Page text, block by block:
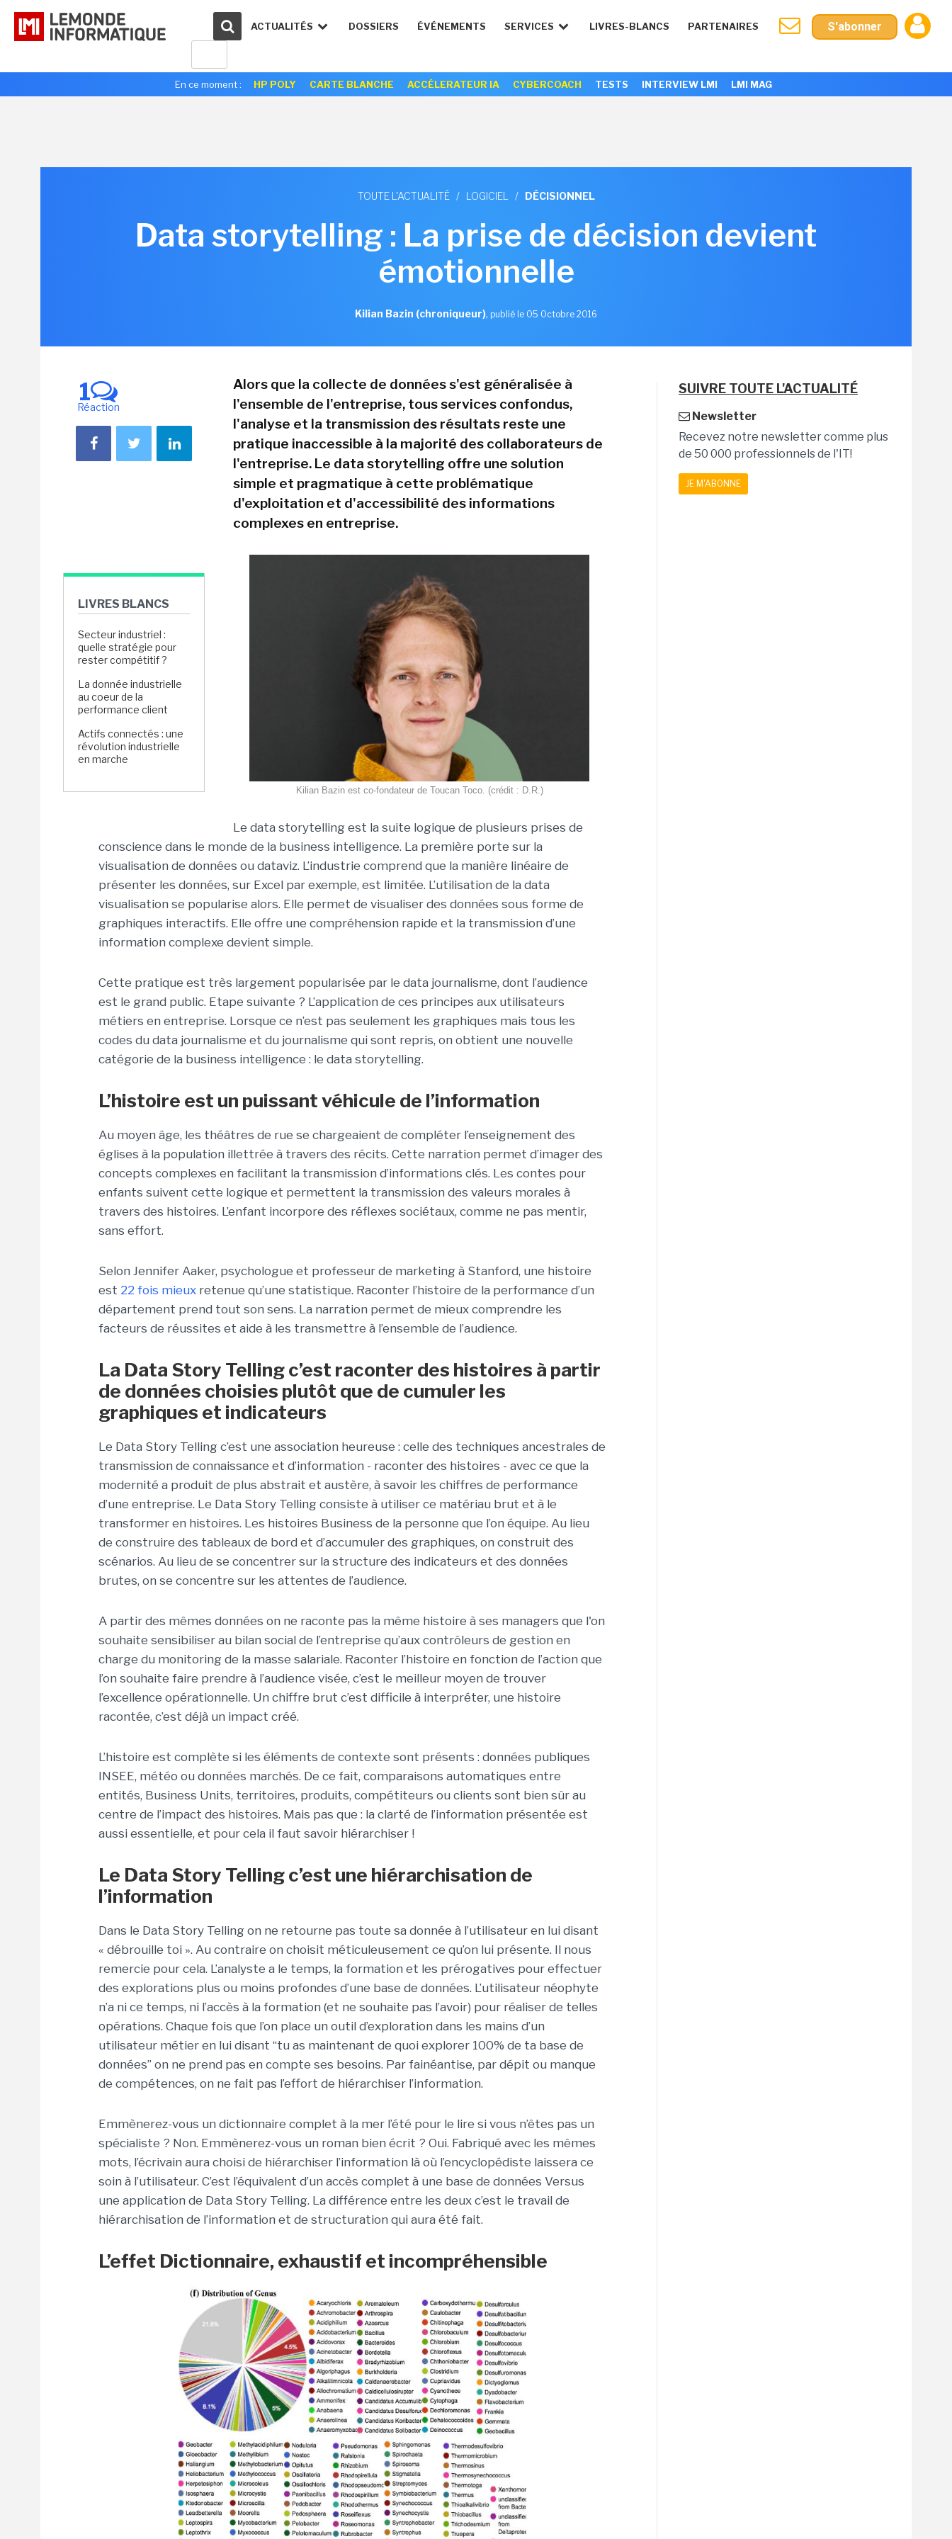
ACTUALITÉS DOSSIERS ÉVÉNEMENTS SERVICES LIVRES-BLANCS PARTENAIRES S'abonner
En ce moment : HP POLY CARTE BLANCHE ACCÉLERATEUR IA CYBERCOACH TESTS INTERVIEW LMI LMI MAG
TOUTE L'ACTUALITÉ / LOGICIEL / DÉCISIONNEL
Data storytelling : La prise de décision devient
émotionnelle
Kilian Bazin (chroniqueur), publié le 05 Octobre 2016
1
Réaction
LIVRES BLANCS
Secteur industriel :
quelle stratégie pour
rester compétitif ?
La donnée industrielle
au coeur de la
performance client
Actifs connectés : une
révolution industrielle
en marche
Alors que la collecte de données s'est généralisée à
l'ensemble de l'entreprise, tous services confondus,
l'analyse et la transmission des résultats reste une
pratique inaccessible à la majorité des collaborateurs de
l'entreprise. Le data storytelling offre une solution
simple et pragmatique à cette problématique
d'exploitation et d'accessibilité des informations
complexes en entreprise.
Kilian Bazin est co-fondateur de Toucan Toco. (crédit : D.R.)
Le data storytelling est la suite logique de plusieurs prises de
conscience dans le monde de la business intelligence. La première porte sur la
visualisation de données ou dataviz. L’industrie comprend que la manière linéaire de
présenter les données, sur Excel par exemple, est limitée. L’utilisation de la data
visualisation se popularise alors. Elle permet de visualiser des données sous forme de
graphiques interactifs. Elle offre une compréhension rapide et la transmission d’une
information complexe devient simple.
Cette pratique est très largement popularisée par le data journalisme, dont l’audience
est le grand public. Etape suivante ? L’application de ces principes aux utilisateurs
métiers en entreprise. Lorsque ce n’est pas seulement les graphiques mais tous les
codes du data journalisme et du journalisme qui sont repris, on obtient une nouvelle
catégorie de la business intelligence : le data storytelling.
L’histoire est un puissant véhicule de l’information
Au moyen âge, les théâtres de rue se chargeaient de compléter l’enseignement des
églises à la population illettrée à travers des récits. Cette narration permet d’imager des
concepts complexes en facilitant la transmission d’informations clés. Les contes pour
enfants suivent cette logique et permettent la transmission des valeurs morales à
travers des histoires. L’enfant incorpore des réflexes sociétaux, comme ne pas mentir,
sans effort.
Selon Jennifer Aaker, psychologue et professeur de marketing à Stanford, une histoire
est 22 fois mieux retenue qu’une statistique. Raconter l’histoire de la performance d’un
département prend tout son sens. La narration permet de mieux comprendre les
facteurs de réussites et aide à les transmettre à l’ensemble de l’audience.
La Data Story Telling c’est raconter des histoires à partir
de données choisies plutôt que de cumuler les
graphiques et indicateurs
Le Data Story Telling c’est une association heureuse : celle des techniques ancestrales de
transmission de connaissance et d’information - raconter des histoires - avec ce que la
modernité a produit de plus abstrait et austère, à savoir les chiffres de performance
d’une entreprise. Le Data Story Telling consiste à utiliser ce matériau brut et à le
transformer en histoires. Les histoires Business de la personne que l’on équipe. Au lieu
de construire des tableaux de bord et d’accumuler des graphiques, on construit des
scénarios. Au lieu de se concentrer sur la structure des indicateurs et des données
brutes, on se concentre sur les attentes de l’audience.
A partir des mêmes données on ne raconte pas la même histoire à ses managers que l'on
souhaite sensibiliser au bilan social de l’entreprise qu’aux contrôleurs de gestion en
charge du monitoring de la masse salariale. Raconter l’histoire en fonction de l’action que
l’on souhaite faire prendre à l’audience visée, c’est le meilleur moyen de trouver
l’excellence opérationnelle. Un chiffre brut c’est difficile à interpréter, une histoire
racontée, c’est déjà un impact créé.
L’histoire est complète si les éléments de contexte sont présents : données publiques
INSEE, météo ou données marchés. De ce fait, comparaisons automatiques entre
entités, Business Units, territoires, produits, compétiteurs ou clients sont bien sûr au
centre de l’impact des histoires. Mais pas que : la clarté de l’information présentée est
aussi essentielle, et pour cela il faut savoir hiérarchiser !
Le Data Story Telling c’est une hiérarchisation de
l’information
Dans le Data Story Telling on ne retourne pas toute sa donnée à l’utilisateur en lui disant
« débrouille toi ». Au contraire on choisit méticuleusement ce qu’on lui présente. Il nous
remercie pour cela. L’analyste a le temps, la formation et les prérogatives pour effectuer
des explorations plus ou moins profondes d’une base de données. L’utilisateur néophyte
n’a ni ce temps, ni l’accès à la formation (et ne souhaite pas l’avoir) pour réaliser de telles
opérations. Chaque fois que l’on place un outil d’exploration dans les mains d’un
utilisateur métier en lui disant “tu as maintenant de quoi explorer 100% de ta base de
données” on ne prend pas en compte ses besoins. Par fainéantise, par dépit ou manque
de compétences, on ne fait pas l’effort de hiérarchiser l’information.
Emmènerez-vous un dictionnaire complet à la mer l’été pour le lire si vous n’êtes pas un
spécialiste ? Non. Emmènerez-vous un roman bien écrit ? Oui. Fabriqué avec les mêmes
mots, l’écrivain aura choisi de hiérarchiser l’information là où l’encyclopédiste laissera ce
soin à l’utilisateur. C’est l’équivalent d’un accès complet à une base de données Versus
une application de Data Story Telling. La différence entre les deux c’est le travail de
hiérarchisation de l’information et de structuration qui aura été fait.
L’effet Dictionnaire, exhaustif et incompréhensible
SUIVRE TOUTE L'ACTUALITÉ
Newsletter
Recevez notre newsletter comme plus
de 50 000 professionnels de l'IT!
JE M'ABONNE